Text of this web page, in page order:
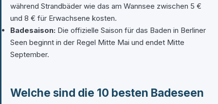
während Strandbäder wie das am Wannsee zwischen 5 €
und 8 € für Erwachsene kosten.
Badesaison: Die offizielle Saison für das Baden in Berliner
Seen beginnt in der Regel Mitte Mai und endet Mitte
September.
Welche sind die 10 besten Badeseen